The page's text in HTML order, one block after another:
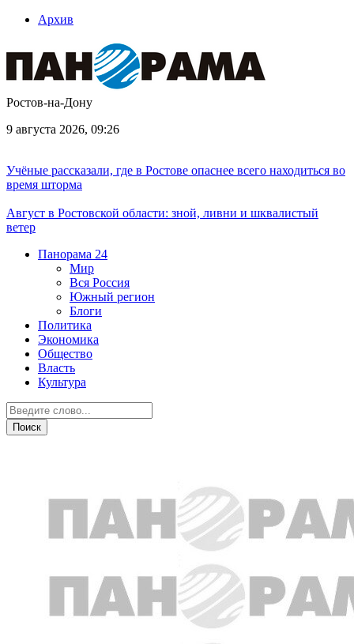
Архив
Ростов-на-Дону
9 августа 2026, 09:26
Учёные рассказали, где в Ростове опаснее всего находиться во
время шторма
Август в Ростовской области: зной, ливни и шквалистый
ветер
Панорама 24
Мир
Вся Россия
Южный регион
Блоги
Политика
Экономика
Общество
Власть
Культура